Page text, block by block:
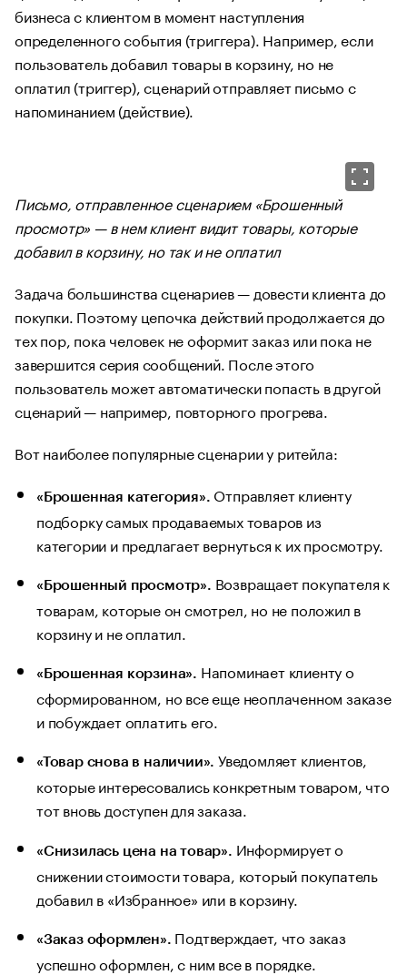
бизнеса с клиентом в момент наступления
определенного события (триггера). Например, если
пользователь добавил товары в корзину, но не
оплатил (триггер), сценарий отправляет письмо с
напоминанием (действие).
Письмо, отправленное сценарием «Брошенный
просмотр» — в нем клиент видит товары, которые
добавил в корзину, но так и не оплатил
Задача большинства сценариев — довести клиента до
покупки. Поэтому цепочка действий продолжается до
тех пор, пока человек не оформит заказ или пока не
завершится серия сообщений. После этого
пользователь может автоматически попасть в другой
сценарий — например, повторного прогрева.
Вот наиболее популярные сценарии у ритейла:
«Брошенная категория». Отправляет клиенту
подборку самых продаваемых товаров из
категории и предлагает вернуться к их просмотру.
«Брошенный просмотр». Возвращает покупателя к
товарам, которые он смотрел, но не положил в
корзину и не оплатил.
«Брошенная корзина». Напоминает клиенту о
сформированном, но все еще неоплаченном заказе
и побуждает оплатить его.
«Товар снова в наличии». Уведомляет клиентов,
которые интересовались конкретным товаром, что
тот вновь доступен для заказа.
«Снизилась цена на товар». Информирует о
снижении стоимости товара, который покупатель
добавил в «Избранное» или в корзину.
«Заказ оформлен». Подтверждает, что заказ
успешно оформлен, с ним все в порядке.